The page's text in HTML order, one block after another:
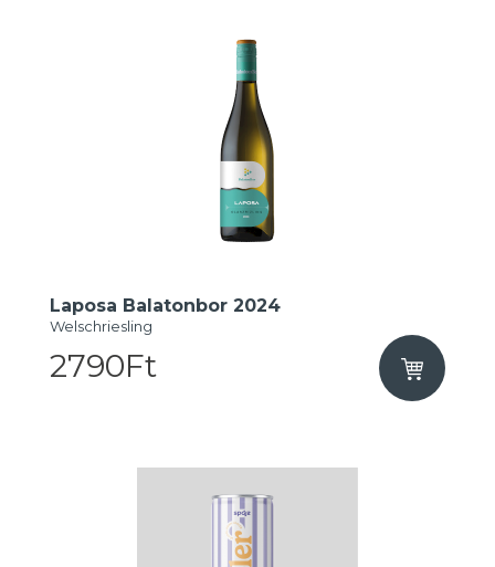
Laposa Balatonbor 2024
Welschriesling
2790Ft